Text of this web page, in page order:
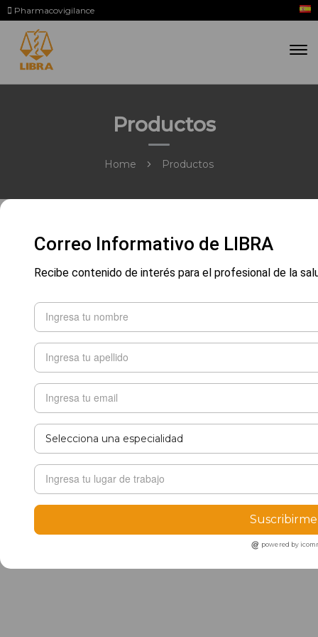
Pharmacovigilance
Productos
Home Productos
Correo Informativo de LIBRA
Recibe contenido de interés para el profesional de la
Suscribirme
powered by